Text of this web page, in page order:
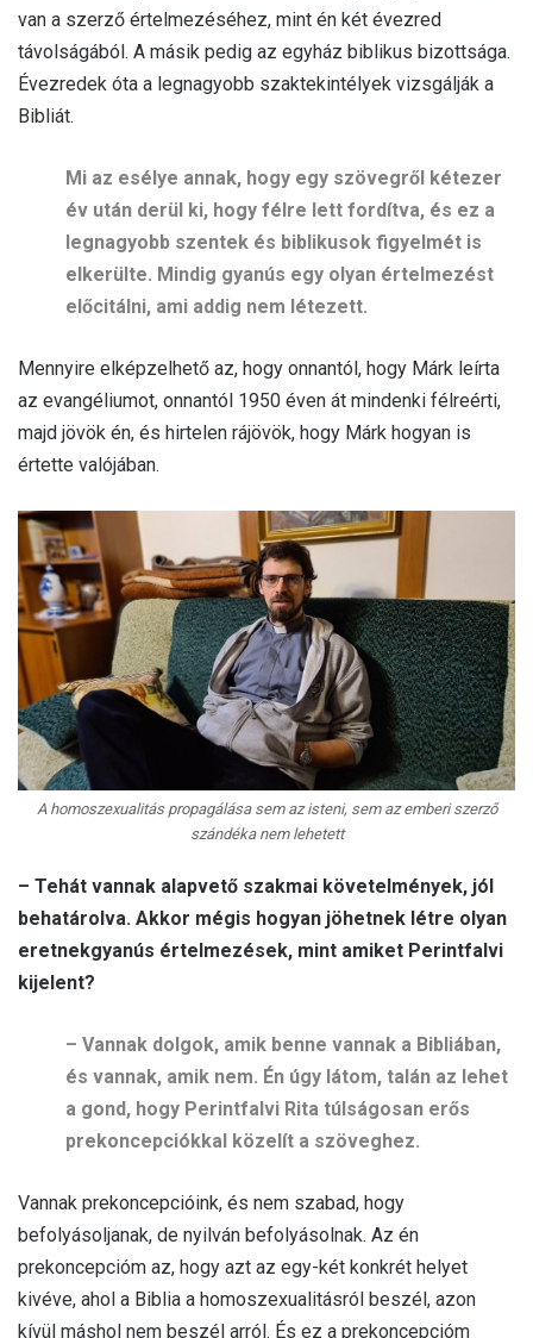
van a szerző értelmezéséhez, mint én két évezred
távolságából. A másik pedig az egyház biblikus bizottsága.
Évezredek óta a legnagyobb szaktekintélyek vizsgálják a
Bibliát.
Mi az esélye annak, hogy egy szövegről kétezer
év után derül ki, hogy félre lett fordítva, és ez a
legnagyobb szentek és biblikusok figyelmét is
elkerülte. Mindig gyanús egy olyan értelmezést
előcitálni, ami addig nem létezett.
Mennyire elképzelhető az, hogy onnantól, hogy Márk leírta
az evangéliumot, onnantól 1950 éven át mindenki félreérti,
majd jövök én, és hirtelen rájövök, hogy Márk hogyan is
értette valójában.
A homoszexualitás propagálása sem az isteni, sem az emberi szerző
szándéka nem lehetett
– Tehát vannak alapvető szakmai követelmények, jól
behatárolva. Akkor mégis hogyan jöhetnek létre olyan
eretnekgyanús értelmezések, mint amiket Perintfalvi
kijelent?
– Vannak dolgok, amik benne vannak a Bibliában,
és vannak, amik nem. Én úgy látom, talán az lehet
a gond, hogy Perintfalvi Rita túlságosan erős
prekoncepciókkal közelít a szöveghez.
Vannak prekoncepcióink, és nem szabad, hogy
befolyásoljanak, de nyilván befolyásolnak. Az én
prekoncepcióm az, hogy azt az egy-két konkrét helyet
kivéve, ahol a Biblia a homoszexualitásról beszél, azon
kívül máshol nem beszél arról. És ez a prekoncepcióm